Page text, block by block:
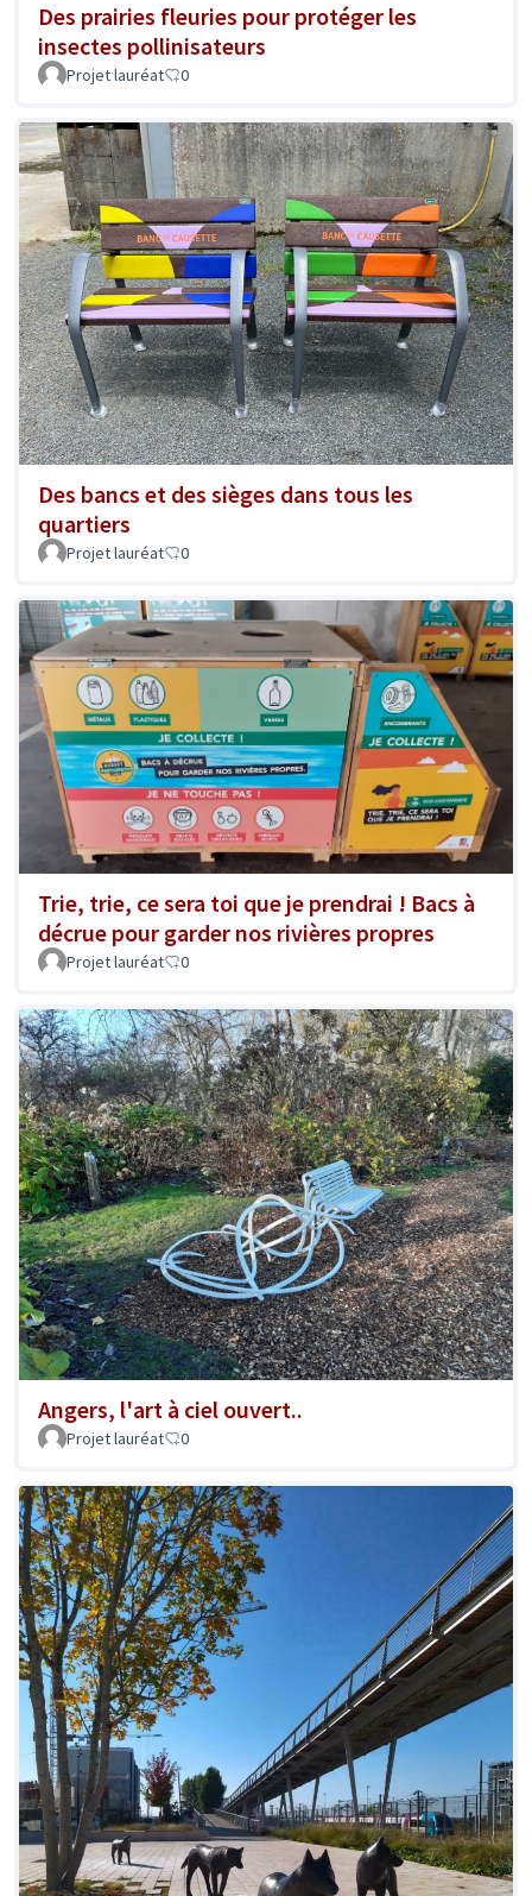
Des prairies fleuries pour protéger les
insectes pollinisateurs
Projet lauréat 0
Des bancs et des sièges dans tous les
quartiers
Projet lauréat 0
Trie, trie, ce sera toi que je prendrai ! Bacs à
décrue pour garder nos rivières propres
Projet lauréat 0
Angers, l'art à ciel ouvert..
Projet lauréat 0